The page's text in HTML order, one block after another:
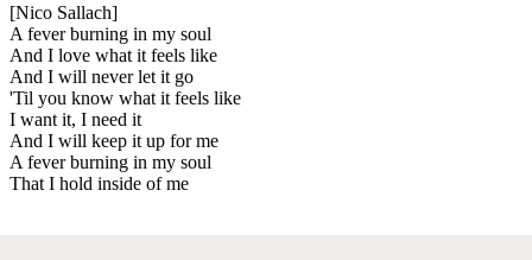
[Nico Sallach]
A fever burning in my soul
And I love what it feels like
And I will never let it go
'Til you know what it feels like
I want it, I need it
And I will keep it up for me
A fever burning in my soul
That I hold inside of me